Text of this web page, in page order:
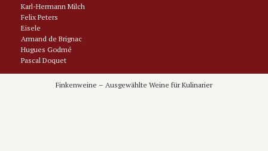
Karl-Hermann Milch
Felix Peters
Eisele
Armand de Brignac
Hugues Godmé
Pascal Doquet
PhilipponnatFinkenweine – Ausgewählte Weine für Kulinarier